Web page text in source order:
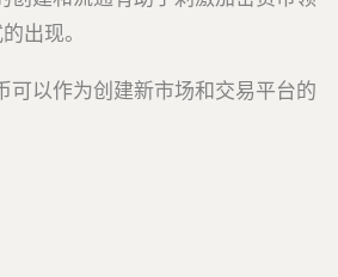
出现。
可以作为创建新市场和交易平台的